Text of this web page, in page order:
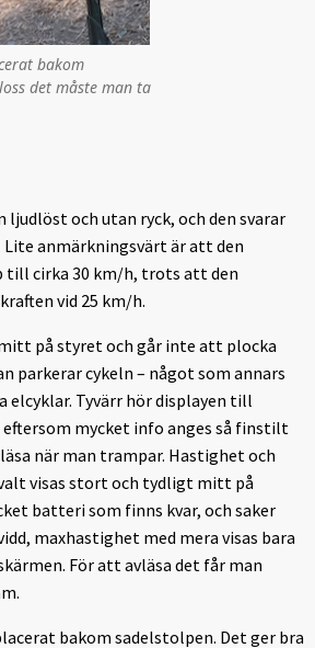
bakom
det måste man ta
och utan ryck, och den svarar
anmärkningsvärt är att den
till cirka 30 km/h, trots att den
vid 25 km/h.
på styret och går inte att plocka
parkerar cykeln – något som annars
elcyklar. Tyvärr hör displayen till
eftersom mycket info anges så finstilt
när man trampar. Hastighet och
visas stort och tydligt mitt på
batteri som finns kvar, och saker
maxhastighet med mera visas bara
För att avläsa det får man
bakom sadelstolpen. Det ger bra